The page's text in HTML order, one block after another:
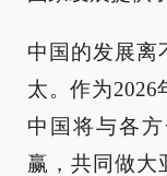
中国的发展离
太。作为2026
中国将与各
赢，共同做大